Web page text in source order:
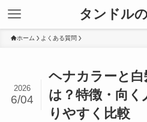
タンドル
ホーム よくある質問
ヘナカラーと
は？特徴・向
りやすく比較
2026
6/04